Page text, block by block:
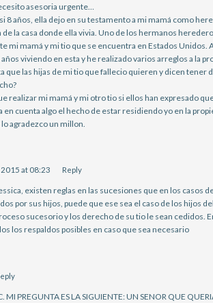
asesoria urgente…
8 años, ella dejo en su testamento a mi mamá como
la casa donde ella vivia. Uno de los hermanos
mi mamá y mi tio que se encuentra en Estados
viviendo en esta y he realizado varios arreglos a la
que las hijas de mi tio que fallecio quieren y dicen tener
realizar mi mamá y mi otro tio si ellos han expresado
en cuenta algo el hecho de estar residiendo yo en la
agradezco un millon.
at 08:23 Reply
existen reglas en las sucesiones que en los casos
por sus hijos, puede que ese sea el caso de los hijos
sucesorio y los derecho de su tio le sean cedidos.
los respaldos posibles en caso que sea necesario
MI PREGUNTA ES LA SIGUIENTE: UN SENOR QUE